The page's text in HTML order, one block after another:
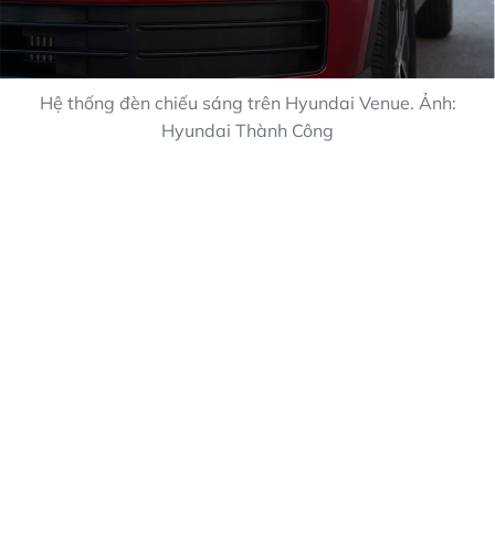
Hệ thống đèn chiếu sáng trên Hyundai Venue. Ảnh:
Hyundai Thành Công